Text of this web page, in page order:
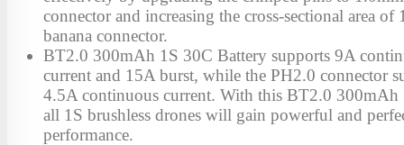
connector and increasing the cross-sectional area of
banana connector.
BT2.0 300mAh 1S 30C Battery supports 9A
current and 15A burst, while the PH2.0 connector
4.5A continuous current. With this BT2.0 300mAh
all 1S brushless drones will gain powerful and
performance.